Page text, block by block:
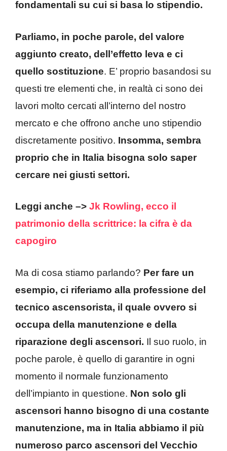
fondamentali su cui si basa lo stipendio.
Parliamo, in poche parole, del valore
aggiunto creato, dell’effetto leva e ci
quello sostituzione. E’ proprio basandosi su
questi tre elementi che, in realtà ci sono dei
lavori molto cercati all’interno del nostro
mercato e che offrono anche uno stipendio
discretamente positivo. Insomma, sembra
proprio che in Italia bisogna solo saper
cercare nei giusti settori.
Leggi anche –> Jk Rowling, ecco il
patrimonio della scrittrice: la cifra è da
capogiro
Ma di cosa stiamo parlando? Per fare un
esempio, ci riferiamo alla professione del
tecnico ascensorista, il quale ovvero si
occupa della manutenzione e della
riparazione degli ascensori. Il suo ruolo, in
poche parole, è quello di garantire in ogni
momento il normale funzionamento
dell’impianto in questione. Non solo gli
ascensori hanno bisogno di una costante
manutenzione, ma in Italia abbiamo il più
numeroso parco ascensori del Vecchio